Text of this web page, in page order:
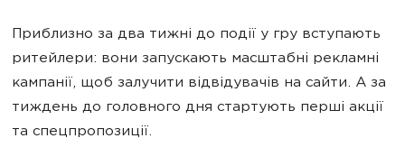
Приблизно за два тижні до події у гру вступають
ритейлери: вони запускають масштабні рекламні
кампанії, щоб залучити відвідувачів на сайти. А за
тиждень до головного дня стартують перші акції
та спецпропозиції.